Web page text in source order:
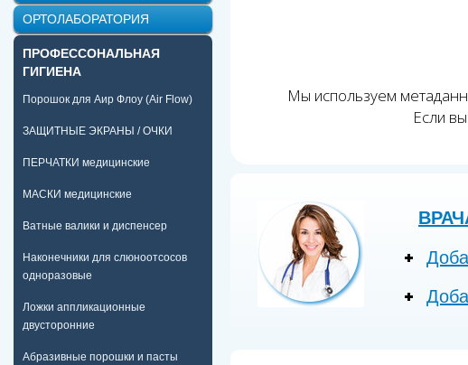
Мы используем
Если
ОРТОЛАБОРАТОРИЯ
ПРОФЕССОНАЛЬНАЯ
ГИГИЕНА
Порошок для Аир Флоу (Air Flow)
ЗАЩИТНЫЕ ЭКРАНЫ / ОЧКИ
ПЕРЧАТКИ медицинские
МАСКИ медицинские
Ватные валики и диспенсер
Наконечники для слюноотсосов
одноразовые
Ложки аппликационные
двусторонние
Абразивные порошки и пасты